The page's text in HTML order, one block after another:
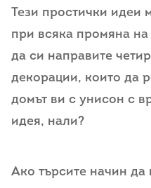
Тези простички идеи
при всяка промяна
да си направите
декорации, които да
домът ви с унисон с
идея, нали?
Ако търсите начин